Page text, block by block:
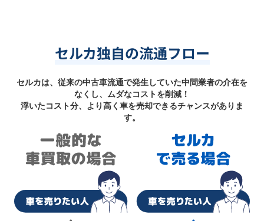
セルカ独自の流通フロー
セルカは、従来の中古車流通で発生していた中間業者の介在を
なくし、ムダなコストを削減！
浮いたコスト分、より高く車を売却できるチャンスがありま
す。